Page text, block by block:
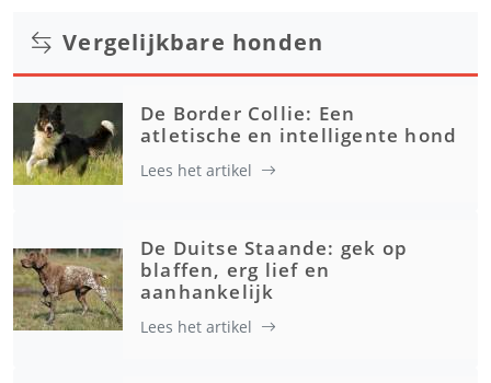
Vergelijkbare honden
De Border Collie: Een
atletische en intelligente hond
Lees het artikel
De Duitse Staande: gek op
blaffen, erg lief en
aanhankelijk
Lees het artikel